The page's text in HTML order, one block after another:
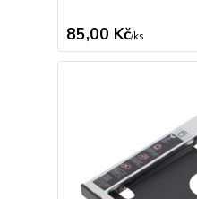
85,00 Kč/ks